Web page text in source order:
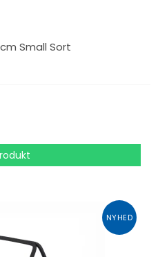
Small Sort
NYHED